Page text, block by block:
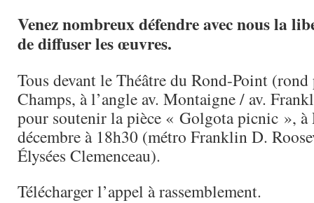
Venez nombreux défendre avec nous la
de diffuser les œuvres.
Tous devant le Théâtre du Rond-Point
Champs, à l’angle av. Montaigne / av.
pour soutenir la pièce « Golgota picnic », à
décembre à 18h30 (métro Franklin D.
Élysées Clemenceau).
Télécharger l’appel à rassemblement.